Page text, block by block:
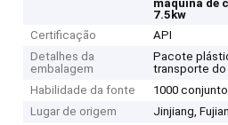
máquina de
7.5kw
Certificação
API
Detalhes da
embalagem
Pacote
transporte do
Habilidade da fonte
1000
Lugar de origem
Jinjiang,